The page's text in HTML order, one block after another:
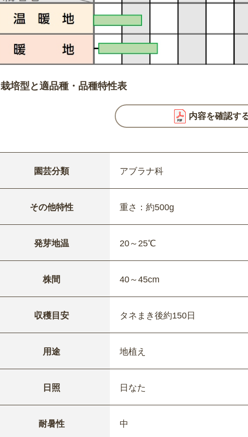
栽培型と適品種・品種特性表
内容を確認す
園芸分類 アブラナ科
その他特性 重さ：約500g
発芽地温 20～25℃
株間 40～45cm
収穫目安 タネまき後約150日
用途 地植え
日照 日なた
耐暑性 中